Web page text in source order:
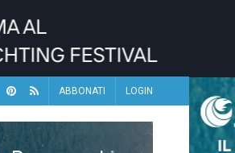
ABBONATI LOGIN